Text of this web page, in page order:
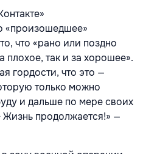
«произошедшее»
что «рано или поздно
плохое, так и за хорошее».
гордости, что это —
только можно
и дальше по мере своих
Жизнь продолжается!» —